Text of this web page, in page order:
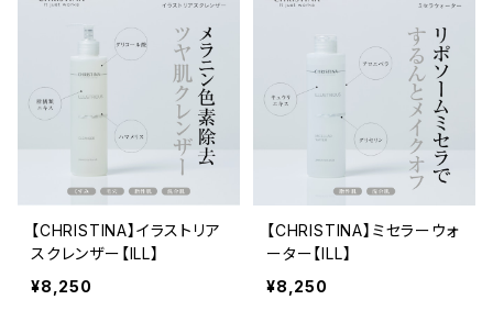
【CHRISTINA】イラストリア
スクレンザー【ILL】
¥8,250
【CHRISTINA】ミセラーウォ
ーター【ILL】
¥8,250